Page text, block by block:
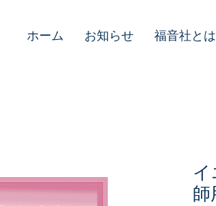
ホーム お知らせ 福音社とは
師